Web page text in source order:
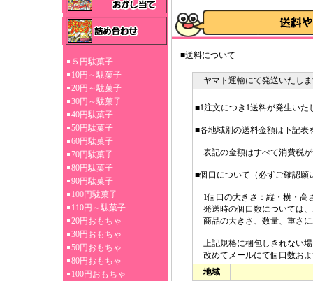
５円駄菓子
10円～駄菓子
20円～駄菓子
30円～駄菓子
40円駄菓子
50円駄菓子
60円駄菓子
70円駄菓子
80円駄菓子
90円駄菓子
100円駄菓子
110円～駄菓子
20円おもちゃ
30円おもちゃ
50円おもちゃ
80円おもちゃ
100円おもちゃ
■送料について
ヤマト運輸にて発送いたし
■1注文につき1送料が発生いた
■各地域別の送料金額は下記表
表記の金額はすべて消費税
■個口について（必ずご確認願
1個口の大きさ：縦・横・高
発送時の個口数については
商品の大きさ、数量、重さ
上記規格に梱包しきれない
改めてメールにて個口数お
地域